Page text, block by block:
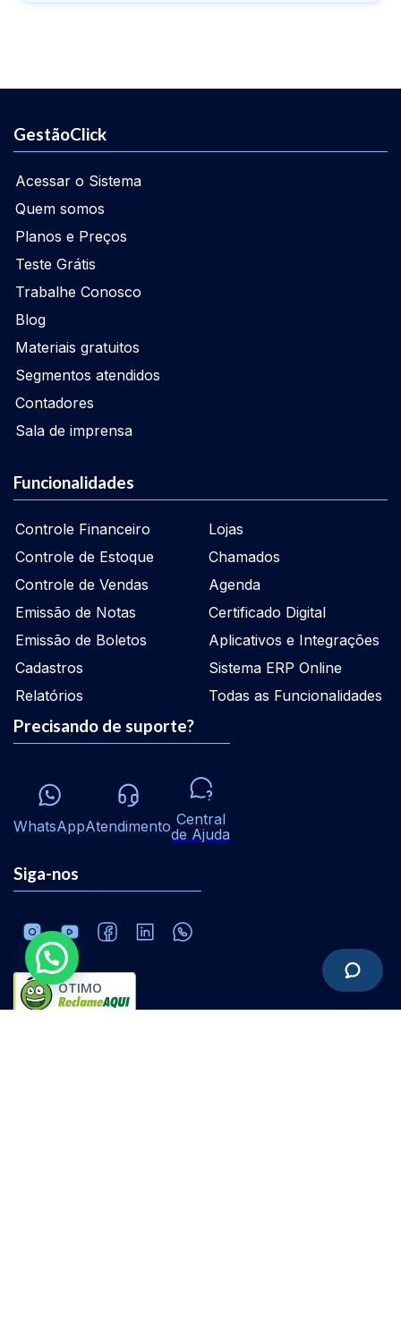
GestãoClick
Acessar o Sistema
Quem somos
Planos e Preços
Teste Grátis
Trabalhe Conosco
Blog
Materiais gratuitos
Segmentos atendidos
Contadores
Sala de imprensa
Funcionalidades
Controle Financeiro
Controle de Estoque
Controle de Vendas
Emissão de Notas
Emissão de Boletos
Cadastros
Relatórios
Lojas
Chamados
Agenda
Certificado Digital
Aplicativos e Integrações
Sistema ERP Online
Todas as Funcionalidades
Precisando de suporte?
WhatsAppAtendimento Central
de Ajuda
Siga-nos
ÓTIMO